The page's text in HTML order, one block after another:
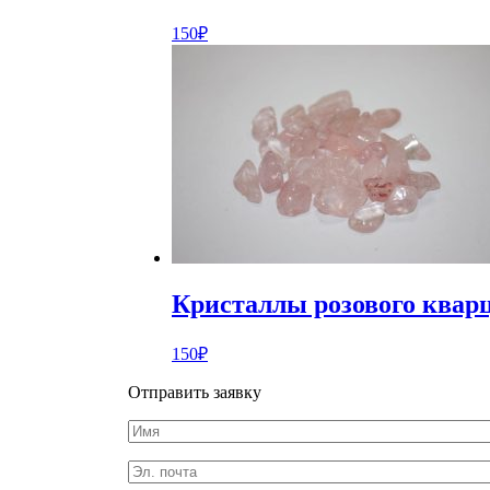
150₽
Кристаллы розового
150₽
Отправить заявку